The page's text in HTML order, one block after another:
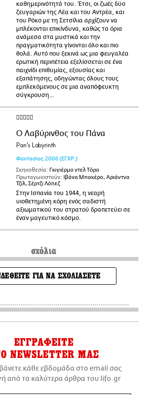
καθημερινότητά του. Έτσι, οι ζωές δύο
ζευγαριών της Λέα και του Αντρέα, και
του Ρόκο με τη Σετσίλια αρχίζουν να
μπλέκονται επικίνδυνα, καθώς τα όρια
ανάμεσα στα μυστικά και την
πραγματικότητα γίνονται όλο και πιο
θολά. Αυτό που ξεκινά ως μια φευγαλέα
ερωτική περιπέτεια εξελίσσεται σε ένα
παιχνίδι επιθυμίας, εξουσίας και
εξαπάτησης, οδηγώντας όλους τους
εμπλεκόμενους σε μια αναπόφευκτη
σύγκρουση…
Ο Λαβύρινθος του Πάνα
Pan's Labyrinth
Φαντασίας 2006 (ΕΓΧΡ.)
Σκηνοθεσία: Γκιγιέρμο ντελ Τόρο
Πρωταγωνιστούν: Ιβάνα Μπακέρο, Αριάντνα
Τζιλ, Σέρτζι Λόπεζ
Στην Ισπανία του 1944, η νεαρή
υιοθετημένη κόρη ενός σαδιστή
αξιωματικού του στρατού δραπετεύει σε
έναν μαγευτικό κόσμο.
σχόλια
ΓΙΑ ΝΑ ΣΧΟΛΙΑΣΕΤΕ
ΕΓΓΡΑΦΕΙΤΕ
NEWSLETTER ΜΑΣ
κάθε εβδομάδα στο email σας
από τα καλύτερα άρθρα του lifo.gr